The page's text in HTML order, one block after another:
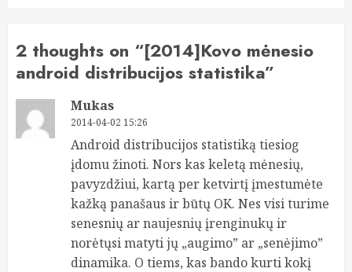
2 thoughts on “[2014]Kovo mėnesio
android distribucijos statistika”
Mukas
2014-04-02 15:26
Android distribucijos statistiką tiesiog
įdomu žinoti. Nors kas keletą mėnesių,
pavyzdžiui, kartą per ketvirtį įmestumėte
kažką panašaus ir būtų OK. Nes visi turime
senesnių ar naujesnių įrenginukų ir
norėtųsi matyti jų „augimo” ar „senėjimo”
dinamika. O tiems, kas bando kurti kokį